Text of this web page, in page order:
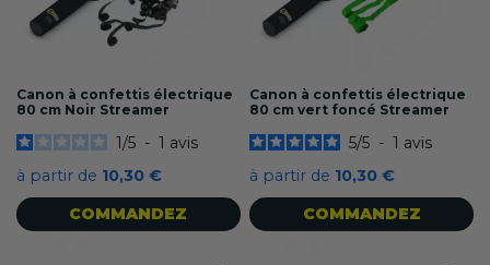
Canon à confettis électrique
80 cm Noir Streamer
1/5 - 1 avis
à partir de 10,30 €
COMMANDEZ
Canon à confettis électrique
80 cm vert foncé Streamer
5/5 - 1 avis
à partir de 10,30 €
COMMANDEZ